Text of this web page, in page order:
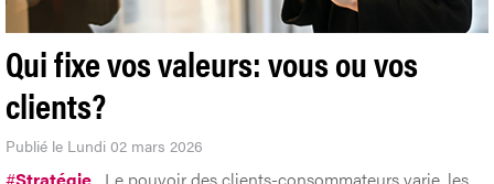
Qui fixe vos valeurs: vous ou vos
clients?
Publié le Lundi 02 mars 2026